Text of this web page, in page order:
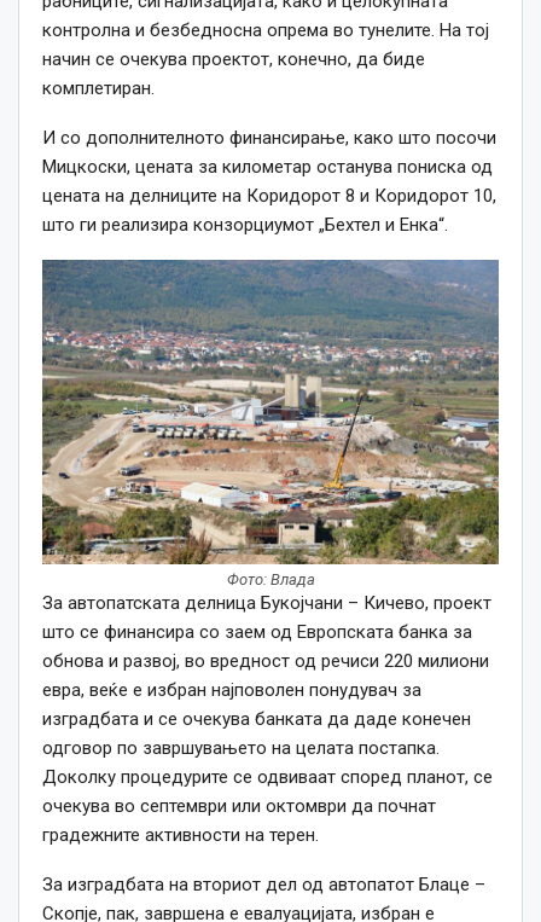
контролна и безбедносна опрема во тунелите. На тој
начин се очекува проектот, конечно, да биде
комплетиран.
И со дополнителното финансирање, како што посочи
Мицкоски, цената за километар останува пониска од
цената на делниците на Коридорот 8 и Коридорот 10,
што ги реализира конзорциумот „Бехтел и Енка“.
Фото: Влада
За автопатската делница Букојчани – Кичево, проект
што се финансира со заем од Европската банка за
обнова и развој, во вредност од речиси 220 милиони
евра, веќе е избран најповолен понудувач за
изградбата и се очекува банката да даде конечен
одговор по завршувањето на целата постапка.
Доколку процедурите се одвиваат според планот, се
очекува во септември или октомври да почнат
градежните активности на терен.
За изградбата на вториот дел од автопатот Блаце –
Скопје, пак, завршена е евалуацијата, избран е